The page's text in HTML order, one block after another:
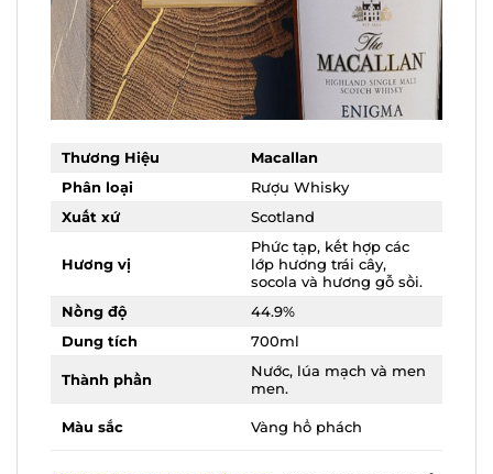
Phân loại
Scotland
lớp hương trái cây,
socola và hương gỗ sồi.
Dung tích
men men.